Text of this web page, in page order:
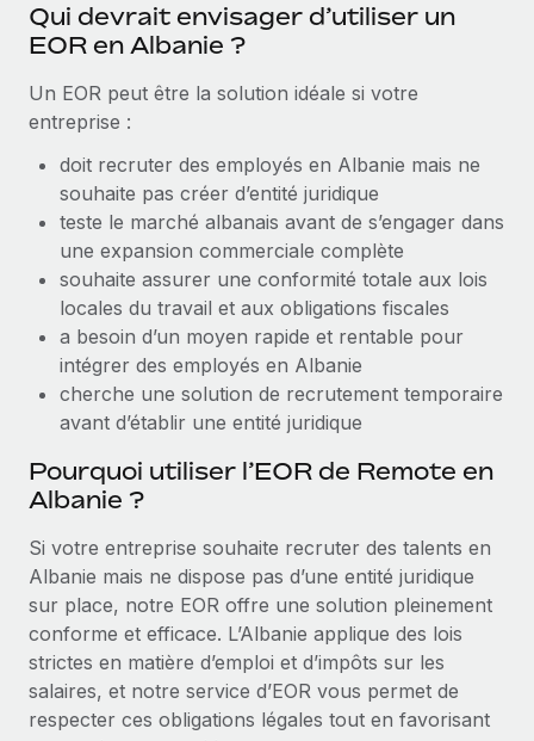
Création d’entité
conformité
Mobilité et déménagement international
Organisez facilement le déménagement de vos
employés
Avantages sociaux
Taxes
Mises à jour des produits de Remote :
Intégrations Gusto et Xero et Gestion des
freelances Plus
Remote a toujours pour mission d'aider les entreprises de
toute taille à embaucher, gérer et payer...
En savoir plus
répartis dans 19 pays grâce à Remote
Phiture, un leader notable du conseil en matière de
En savoir plus
Qui devrait envisager d’utiliser un
EOR en Albanie ?
Un EOR peut être la solution idéale si votre
entreprise :
doit recruter des employés en Albanie mais ne
souhaite pas créer d’entité juridique
teste le marché albanais avant de s’engager dans
une expansion commerciale complète
souhaite assurer une conformité totale aux lois
locales du travail et aux obligations fiscales
a besoin d’un moyen rapide et rentable pour
intégrer des employés en Albanie
cherche une solution de recrutement temporaire
avant d’établir une entité juridique
Pourquoi utiliser l’EOR de Remote en
Albanie ?
Si votre entreprise souhaite recruter des talents en
Albanie mais ne dispose pas d’une entité juridique
sur place, notre EOR offre une solution pleinement
conforme et efficace. L’Albanie applique des lois
strictes en matière d’emploi et d’impôts sur les
salaires, et notre service d’EOR vous permet de
respecter ces obligations légales tout en favorisant